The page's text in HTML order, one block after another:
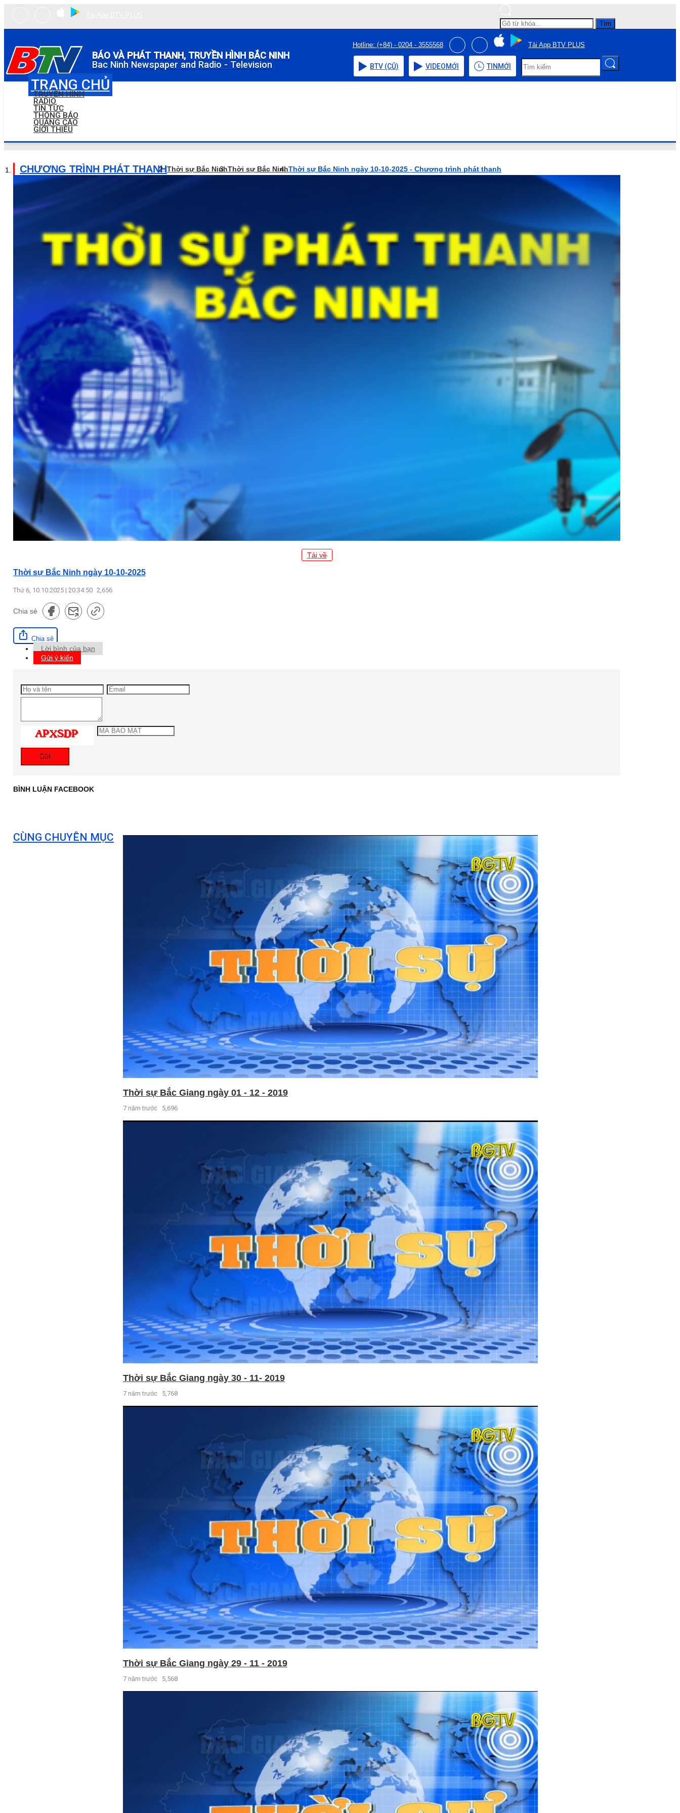
Tìm
BÁO VÀ PHÁT THANH, TRUYỀN HÌNH BẮC NINH
Bac Ninh Newspaper and Radio - Television
Hotline: (+84) - 0204 - 3555568 Tải App BTV PLUS
BTV (CŨ) VIDEOMỚI TIN MỚI
TRANG CHỦ
TRUYỀN HÌNH
RADIO
TIN TỨC
THÔNG BÁO
QUẢNG CÁO
GIỚI THIỆU
CHƯƠNG TRÌNH PHÁT THANHThời sự Bắc NinhThời sự Bắc NinhThời sự Bắc Ninh ngày 10-10-2025 - Chương trình phát thanh
Tải về
Thời sự Bắc Ninh ngày 10-10-2025
Thứ 6, 10.10.2025 | 20:34:50 2,656
Chia sẻ
Chia sẻ
Lời bình của bạn
Gửi ý kiến
Gửi
BÌNH LUẬN FACEBOOK
CÙNG CHUYÊN MỤC
Thời sự Bắc Giang ngày 01 - 12 - 2019
7 năm trước 5,696
Thời sự Bắc Giang ngày 30 - 11- 2019
7 năm trước 5,768
Thời sự Bắc Giang ngày 29 - 11 - 2019
7 năm trước 5,568